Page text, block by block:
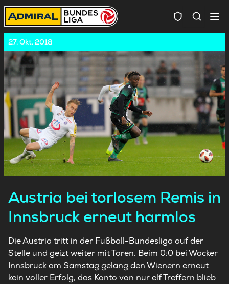
27. Okt. 2018
Austria bei torlosem Remis in
Innsbruck erneut harmlos
Die Austria tritt in der Fußball-Bundesliga auf der
Stelle und geizt weiter mit Toren. Beim 0:0 bei Wacker
Innsbruck am Samstag gelang den Wienern erneut
kein voller Erfolg, das Konto von nur elf Treffern blieb